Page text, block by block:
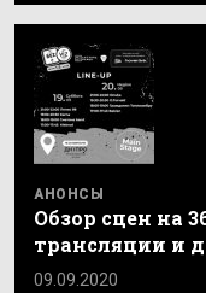
АНОНСЫ
Обзор сцен на
трансляции и
09.09.2020